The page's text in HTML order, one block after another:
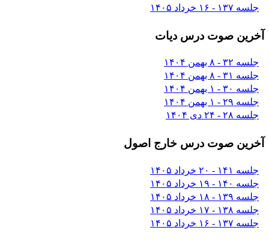
جلسه ۱۳۷ - ۱۶ خرداد ۱۴۰۵
آخرین صوت درس دیات
جلسه ۳۲ - ۸ بهمن ۱۴۰۴
جلسه ۳۱ - ۸ بهمن ۱۴۰۴
جلسه ۳۰ - ۱ بهمن ۱۴۰۴
جلسه ۲۹ - ۱ بهمن ۱۴۰۴
جلسه ۲۸ - ۲۴ دی ۱۴۰۴
آخرین صوت درس خارج اصول
جلسه ۱۴۱ - ۲۰ خرداد ۱۴۰۵
جلسه ۱۴۰ - ۱۹ خرداد ۱۴۰۵
جلسه ۱۳۹ - ۱۸ خرداد ۱۴۰۵
جلسه ۱۳۸ - ۱۷ خرداد ۱۴۰۵
جلسه ۱۳۷ - ۱۶ خرداد ۱۴۰۵